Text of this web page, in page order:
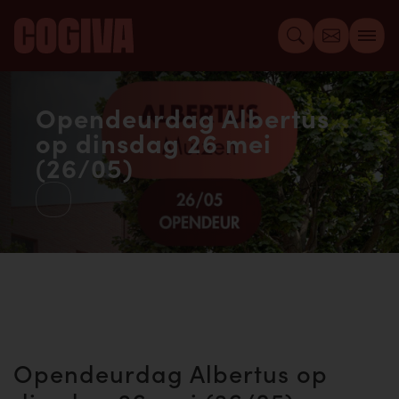
Opendeurdag Albertus
op dinsdag 26 mei
(26/05)
Opendeurdag Albertus op